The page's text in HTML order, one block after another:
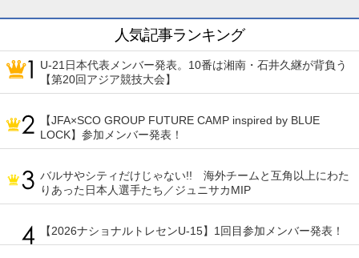
人気記事ランキング
U-21日本代表メンバー発表。10番は湘南・石井久継が背負う
【第20回アジア競技大会】
【JFA×SCO GROUP FUTURE CAMP inspired by BLUE
LOCK】参加メンバー発表！
バルサやシティだけじゃない!! 海外チームと互角以上にわた
りあった日本人選手たち／ジュニサカMIP
【2026ナショナルトレセンU-15】1回目参加メンバー発表！